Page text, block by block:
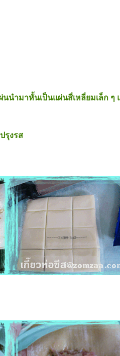
นำมาหั้นเป็นแผ่นสี่เหลี่ยมเล็ก ๆ
รุงรส